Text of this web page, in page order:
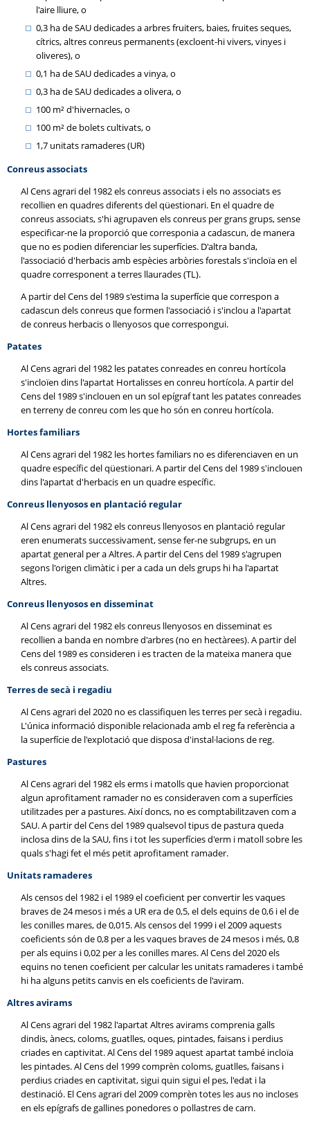
l'aire lliure, o
0,3 ha de SAU dedicades a arbres fruiters, baies, fruites seques,
cítrics, altres conreus permanents (excloent-hi vivers, vinyes i
oliveres), o
0,1 ha de SAU dedicades a vinya, o
0,3 ha de SAU dedicades a olivera, o
100 m² d'hivernacles, o
100 m² de bolets cultivats, o
1,7 unitats ramaderes (UR)
Conreus associats
Al Cens agrari del 1982 els conreus associats i els no associats es
recollien en quadres diferents del qüestionari. En el quadre de
conreus associats, s'hi agrupaven els conreus per grans grups, sense
especificar-ne la proporció que corresponia a cadascun, de manera
que no es podien diferenciar les superfícies. D'altra banda,
l'associació d'herbacis amb espècies arbòries forestals s'incloïa en el
quadre corresponent a terres llaurades (TL).
A partir del Cens del 1989 s'estima la superfície que correspon a
cadascun dels conreus que formen l'associació i s'inclou a l'apartat
de conreus herbacis o llenyosos que correspongui.
Patates
Al Cens agrari del 1982 les patates conreades en conreu hortícola
s'incloïen dins l'apartat Hortalisses en conreu hortícola. A partir del
Cens del 1989 s'inclouen en un sol epígraf tant les patates conreades
en terreny de conreu com les que ho són en conreu hortícola.
Hortes familiars
Al Cens agrari del 1982 les hortes familiars no es diferenciaven en un
quadre específic del qüestionari. A partir del Cens del 1989 s'inclouen
dins l'apartat d'herbacis en un quadre específic.
Conreus llenyosos en plantació regular
Al Cens agrari del 1982 els conreus llenyosos en plantació regular
eren enumerats successivament, sense fer-ne subgrups, en un
apartat general per a Altres. A partir del Cens del 1989 s'agrupen
segons l'origen climàtic i per a cada un dels grups hi ha l'apartat
Altres.
Conreus llenyosos en disseminat
Al Cens agrari del 1982 els conreus llenyosos en disseminat es
recollien a banda en nombre d'arbres (no en hectàrees). A partir del
Cens del 1989 es consideren i es tracten de la mateixa manera que
els conreus associats.
Terres de secà i regadiu
Al Cens agrari del 2020 no es classifiquen les terres per secà i regadiu.
L'única informació disponible relacionada amb el reg fa referència a
la superfície de l'explotació que disposa d'instal·lacions de reg.
Pastures
Al Cens agrari del 1982 els erms i matolls que havien proporcionat
algun aprofitament ramader no es consideraven com a superfícies
utilitzades per a pastures. Així doncs, no es comptabilitzaven com a
SAU. A partir del Cens del 1989 qualsevol tipus de pastura queda
inclosa dins de la SAU, fins i tot les superfícies d'erm i matoll sobre les
quals s'hagi fet el més petit aprofitament ramader.
Unitats ramaderes
Als censos del 1982 i el 1989 el coeficient per convertir les vaques
braves de 24 mesos i més a UR era de 0,5, el dels equins de 0,6 i el de
les conilles mares, de 0,015. Als censos del 1999 i el 2009 aquests
coeficients són de 0,8 per a les vaques braves de 24 mesos i més, 0,8
per als equins i 0,02 per a les conilles mares. Al Cens del 2020 els
equins no tenen coeficient per calcular les unitats ramaderes i també
hi ha alguns petits canvis en els coeficients de l'aviram.
Altres avirams
Al Cens agrari del 1982 l'apartat Altres avirams comprenia galls
dindis, ànecs, coloms, guatlles, oques, pintades, faisans i perdius
criades en captivitat. Al Cens del 1989 aquest apartat també incloïa
les pintades. Al Cens del 1999 comprèn coloms, guatlles, faisans i
perdius criades en captivitat, sigui quin sigui el pes, l'edat i la
destinació. El Cens agrari del 2009 comprèn totes les aus no incloses
en els epígrafs de gallines ponedores o pollastres de carn.